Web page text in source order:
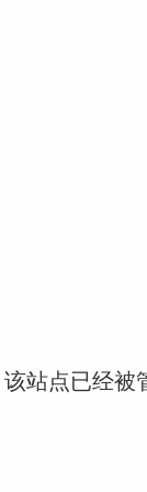
站点已经被